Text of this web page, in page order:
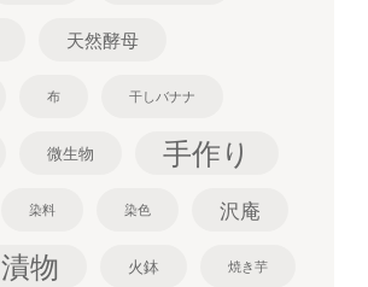
天然酵母
布 干しバナナ
微生物 手作り
染料 染色 沢庵
漬物 火鉢 焼き芋